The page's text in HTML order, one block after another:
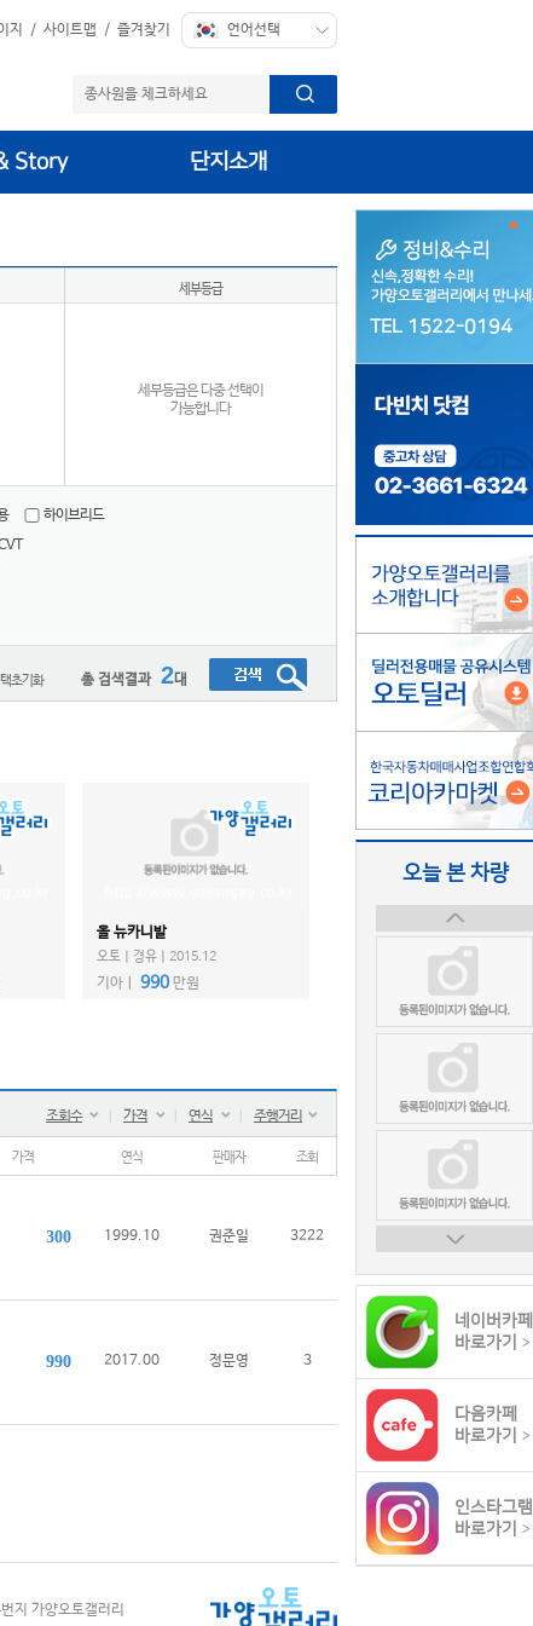
지 / 사이트맵 / 즐겨찾기
Story 단지소개
세부등급
세부등급은 다중 선택이
가능합니다
하이브리드
총 검색결과 2대
올 뉴카니발
오토ㅣ경유ㅣ2015.12
기아ㅣ 990 만원
조회수 가격 연식 주행거리
가격 연식 판매자 조회
300 1999.10 권준일 3222
990 2017.00 정문영 3
TEL 1522-0194
오늘 본 차량
네이버카페
바로가기 >
다음카페
바로가기 >
인스타그램
바로가기 >
지 가양오토갤러리